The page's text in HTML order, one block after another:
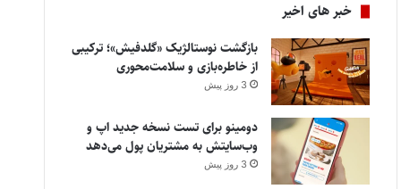
خبر های اخیر
بازگشت نوستالژیک «گلدفیش»؛ ترکیبی
از خاطره‌بازی و سلامت‌محوری
3 روز پیش
دومینو برای تست نسخه جدید اپ و
وب‌سایتش به مشتریان پول می‌دهد
3 روز پیش